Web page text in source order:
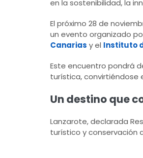
en la sostenibilidad, la
El próximo 28 de
un evento organizado
Canarias y el Instituto
Este encuentro pondrá
turística, convirtiéndose
Un destino que
Lanzarote, declarada
turístico y conservación